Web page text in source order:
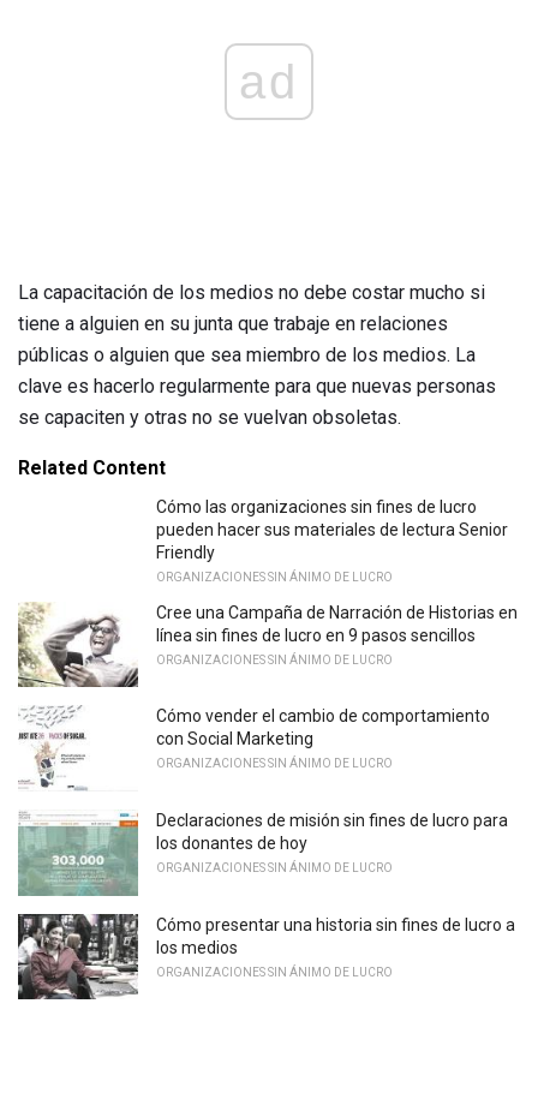
ad
La capacitación de los medios no debe costar mucho si
tiene a alguien en su junta que trabaje en relaciones
públicas o alguien que sea miembro de los medios. La
clave es hacerlo regularmente para que nuevas personas
se capaciten y otras no se vuelvan obsoletas.
Related Content
Cómo las organizaciones sin fines de lucro
pueden hacer sus materiales de lectura Senior
Friendly
ORGANIZACIONES SIN ÁNIMO DE LUCRO
Cree una Campaña de Narración de Historias en
línea sin fines de lucro en 9 pasos sencillos
ORGANIZACIONES SIN ÁNIMO DE LUCRO
Cómo vender el cambio de comportamiento
con Social Marketing
ORGANIZACIONES SIN ÁNIMO DE LUCRO
Declaraciones de misión sin fines de lucro para
los donantes de hoy
ORGANIZACIONES SIN ÁNIMO DE LUCRO
Cómo presentar una historia sin fines de lucro a
los medios
ORGANIZACIONES SIN ÁNIMO DE LUCRO